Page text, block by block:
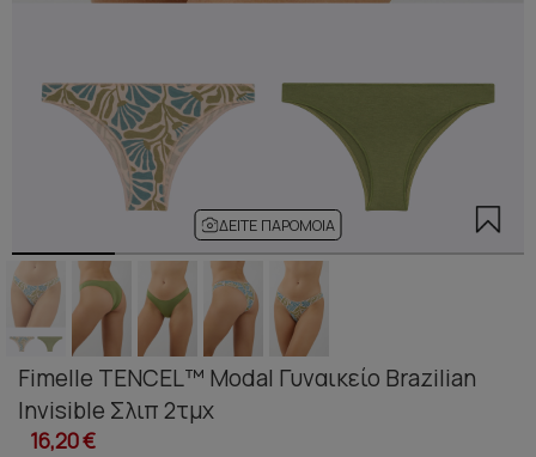
ΔΕΊΤΕ ΠΑΡΌΜΟΙΑ
Fimelle TENCEL™ Modal Γυναικείο Brazilian
Invisible Σλιπ 2τμχ
16,20 €